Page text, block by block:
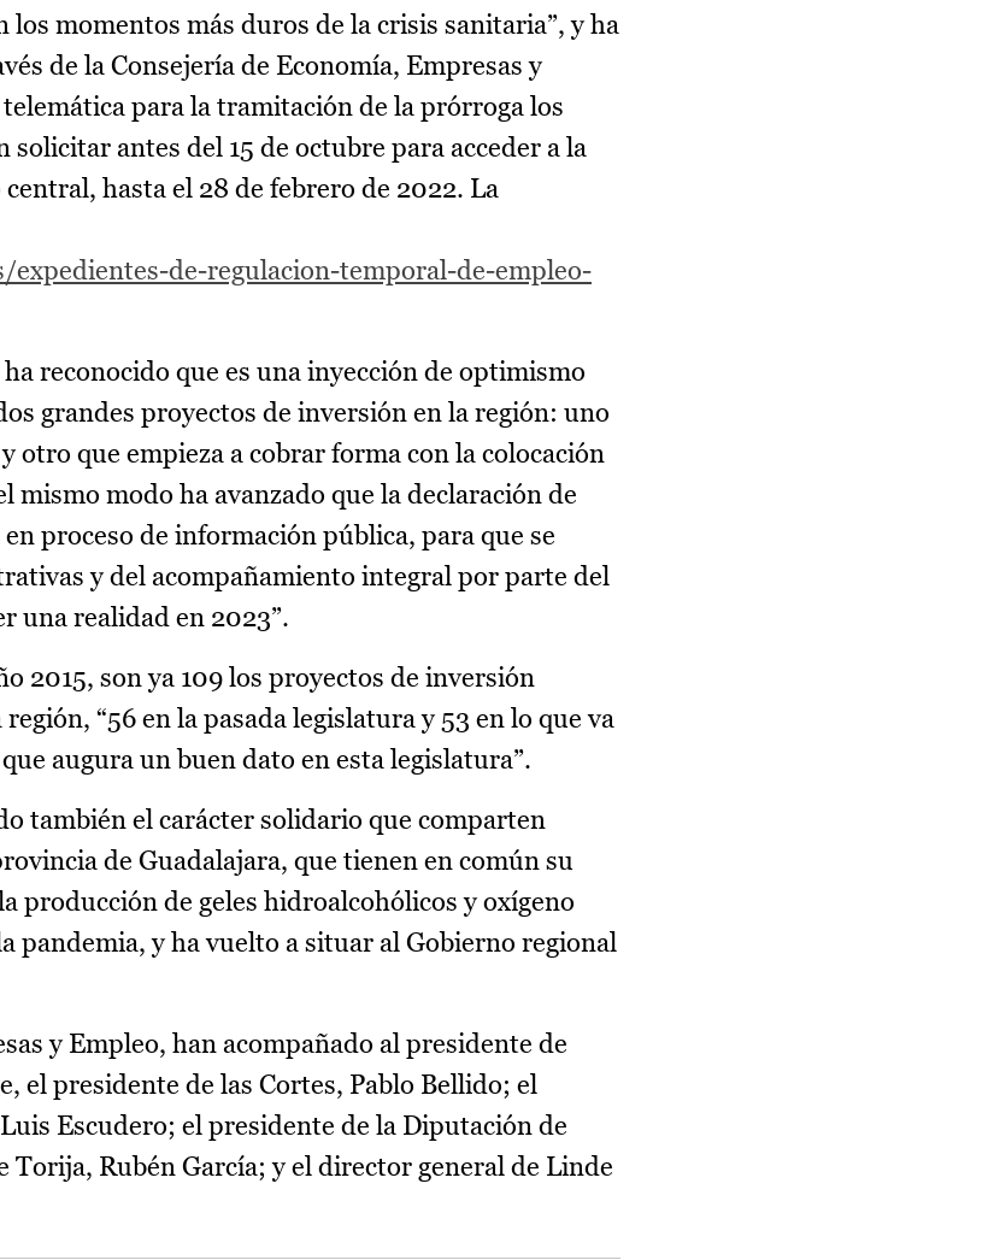
momentos más duros de la crisis sanitaria”, y ha
de la Consejería de Economía, Empresas y
para la tramitación de la prórroga los
solicitar antes del 15 de octubre para acceder a la
hasta el 28 de febrero de 2022. La
de-regulacion-temporal-de-empleo-
reconocido que es una inyección de optimismo
grandes proyectos de inversión en la región: uno
otro que empieza a cobrar forma con la colocación
mismo modo ha avanzado que la declaración de
proceso de información pública, para que se
y del acompañamiento integral por parte del
una realidad en 2023”.
2015, son ya 109 los proyectos de inversión
“56 en la pasada legislatura y 53 en lo que va
augura un buen dato en esta legislatura”.
también el carácter solidario que comparten
de Guadalajara, que tienen en común su
producción de geles hidroalcohólicos y oxígeno
pandemia, y ha vuelto a situar al Gobierno regional
y Empleo, han acompañado al presidente de
el presidente de las Cortes, Pablo Bellido; el
Escudero; el presidente de la Diputación de
Torija, Rubén García; y el director general de Linde